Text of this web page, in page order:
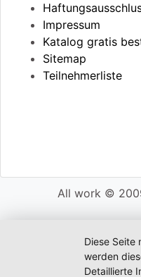
Impressum
Katalog gratis
Sitemap
Teilnehmerliste
All work ©
Diese Seite
werden
Detaillierte